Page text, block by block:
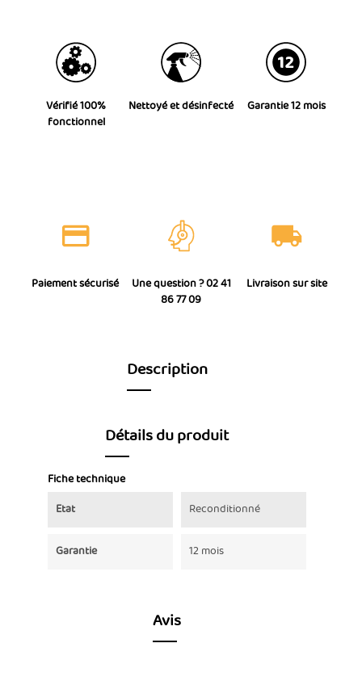
Garantie 12 mois
Nettoyé et désinfecté
Vérifié 100%
fonctionnel
Paiement sécurisé
Une question ? 02 41
86 77 09
Livraison sur site
Description
Détails du produit
Fiche technique
Etat
Reconditionné
Garantie 12 mois
Avis